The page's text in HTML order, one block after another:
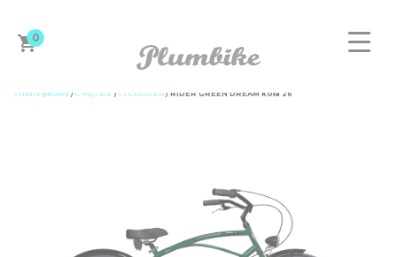
0
ZAPROJEKTUJ ROWER
Strona główna / C MĘSKIE / C1 CRUISER / RIDER GREEN DREAM koła 26”